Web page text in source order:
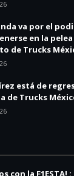
va por el
en la
de Trucks
está de
de Trucks
con la F1ESTA!